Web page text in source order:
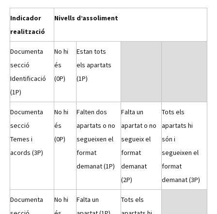
Indicador
realització
Nivells d’assoliment
Documenta
secció
Identificació
(1P)
No hi
és
(0P)
Estan tots
els apartats
(1P)
Documenta
secció
Temes i
acords (3P)
No hi
és
(0P)
Falten dos
apartats o no
segueixen el
format
demanat (1P)
Falta un
apartat o no
segueix el
format
demanat
(2P)
Tots els
apartats hi
són i
segueixen el
format
demanat (3P)
Documenta
No hi
Falta un
Tots els